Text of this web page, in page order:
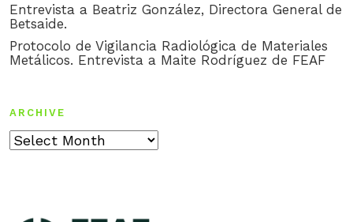
Entrevista a Beatriz González, Directora General de
Betsaide.
Protocolo de Vigilancia Radiológica de Materiales
Metálicos. Entrevista a Maite Rodríguez de FEAF
ARCHIVE
Archive